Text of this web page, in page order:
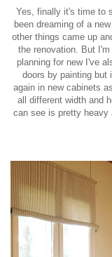
Yes, finally it's time to
been dreaming of a
other things came up
the renovation. But
planning for new I've
doors by painting but
again in new cabinets
all different width and
can see is pretty heavy